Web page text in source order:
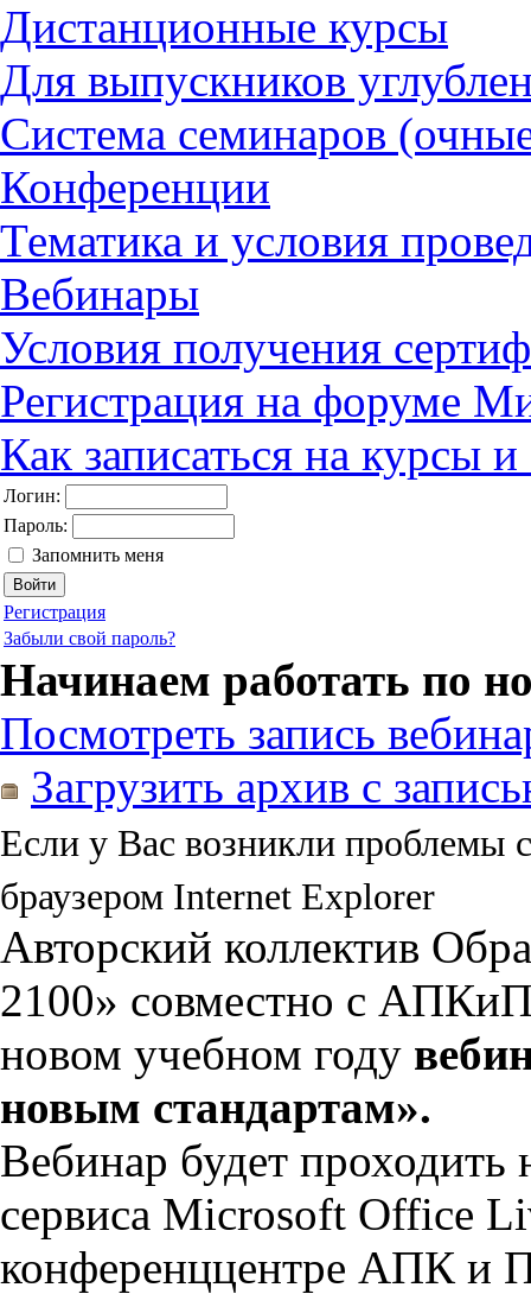
Дистанционные курсы
Для выпускников
Система семинаров
Конференции
Тематика и условия
Вебинары
Условия получения
Регистрация на форуме
Как записаться на курсы
Логин:
Пароль:
Запомнить меня
Регистрация
Забыли свой пароль?
Начинаем работать по
Посмотреть запись
Загрузить архив с
Если у Вас возникли проблемы
браузером Internet Explorer
Авторский коллектив
2100» совместно с
новом учебном году
новым стандартам».
Вебинар будет проходить
сервиса Microsoft Office
конференццентре АПК